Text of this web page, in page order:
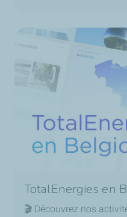
TotalEnergies en
🎬 Découvrez nos